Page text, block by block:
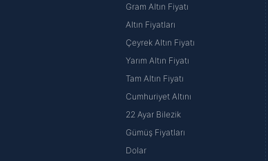
Gram Altın Fiyatı
Altın Fiyatları
Çeyrek Altın Fiyatı
Yarım Altın Fiyatı
Tam Altın Fiyatı
Cumhuriyet Altını
22 Ayar Bilezik
Gümüş Fiyatları
Dolar